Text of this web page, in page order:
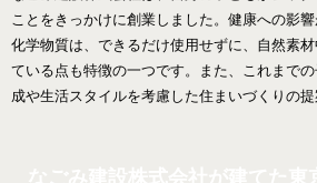
ことをきっかけに創業しました。健康への影
化学物質は、できるだけ使用せずに、自然素
ている点も特徴の一つです。また、これまで
成や生活スタイルを考慮した住まいづくりの提